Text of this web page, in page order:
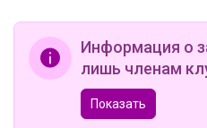
Информация о
лишь членам
Показать